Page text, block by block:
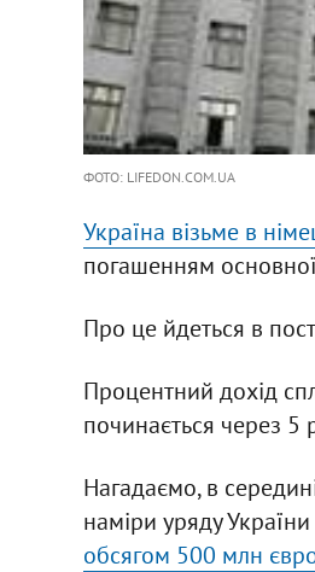
ФОТО: LIFEDON.COM.UA
Україна візьме в
погашенням
Про це йдеться в
Процентний дохід
починається через 5
Нагадаємо, в
наміри уряду
обсягом 500 млн